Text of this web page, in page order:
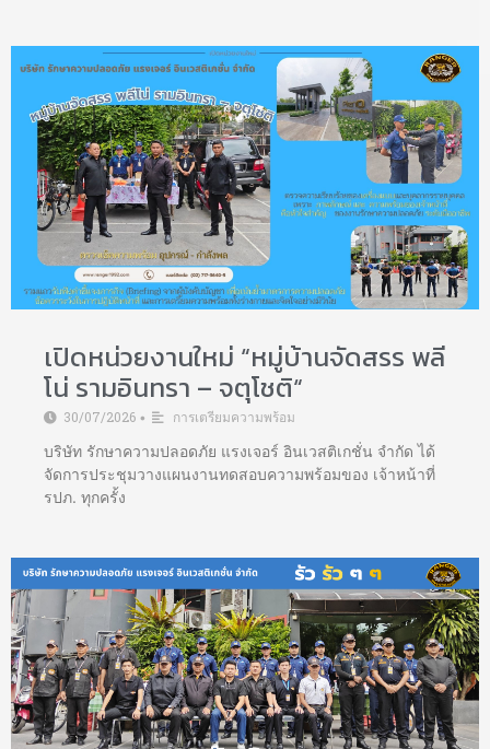
เปิดหน่วยงานใหม่ “หมู่บ้านจัดสรร พลี
โน่ รามอินทรา – จตุโชติ“
30/07/2026 • การเตรียมความพร้อม
บริษัท รักษาความปลอดภัย แรงเจอร์ อินเวสติเกชั่น จำกัด ได้
จัดการประชุมวางแผนงานทดสอบความพร้อมของ เจ้าหน้าที่
รปภ. ทุกครั้ง